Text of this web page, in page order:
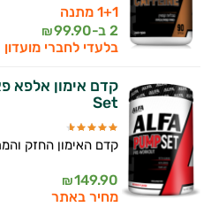
1+1 מתנה
2 ב-
99.90
₪
בלעדי לחברי מועדון
Set
קדם האימון החזק
149.90
₪
מחיר באתר